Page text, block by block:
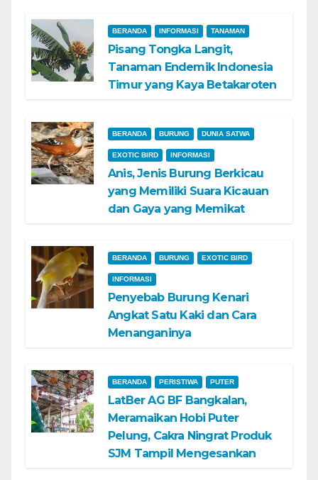
BERANDA INFORMASI TANAMAN
Pisang Tongka Langit,
Tanaman Endemik Indonesia
Timur yang Kaya Betakaroten
BERANDA BURUNG DUNIA SATWA
EXOTIC BIRD INFORMASI
Anis, Jenis Burung Berkicau
yang Memiliki Suara Kicauan
dan Gaya yang Memikat
BERANDA BURUNG EXOTIC BIRD
INFORMASI
Penyebab Burung Kenari
Angkat Satu Kaki dan Cara
Menanganinya
BERANDA PERISTIWA PUTER
LatBer AG BF Bangkalan,
Meramaikan Hobi Puter
Pelung, Cakra Ningrat Produk
SJM Tampil Mengesankan